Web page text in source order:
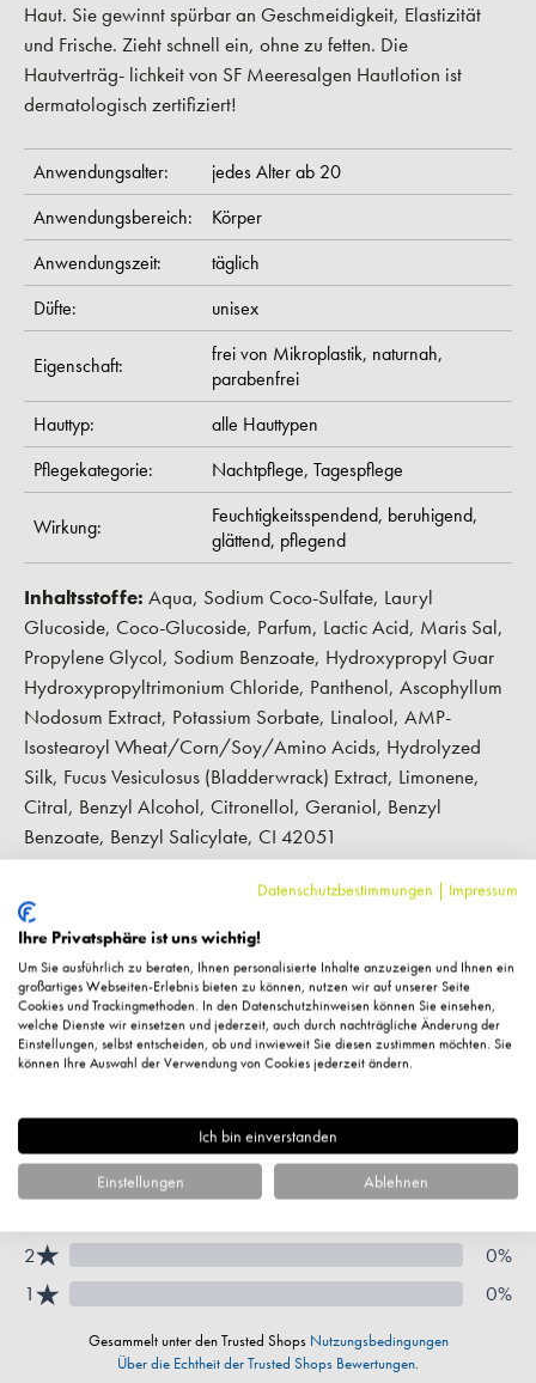
Haut. Sie gewinnt spürbar an Geschmeidigkeit, Elastizität
und Frische. Zieht schnell ein, ohne zu fetten. Die
Hautverträg- lichkeit von SF Meeresalgen Hautlotion ist
dermatologisch zertifiziert!
Anwendungsalter:
jedes Alter ab 20
Anwendungsbereich:
Körper
Anwendungszeit:
täglich
Düfte:
unisex
Eigenschaft: frei von Mikroplastik, naturnah,
parabenfrei
Hauttyp:
alle Hauttypen
Pflegekategorie:
Nachtpflege, Tagespflege
Wirkung: Feuchtigkeitsspendend, beruhigend,
glättend, pflegend
Inhaltsstoffe: Aqua, Sodium Coco-Sulfate, Lauryl
Glucoside, Coco-Glucoside, Parfum, Lactic Acid, Maris Sal,
Propylene Glycol, Sodium Benzoate, Hydroxypropyl Guar
Hydroxypropyltrimonium Chloride, Panthenol, Ascophyllum
Nodosum Extract, Potassium Sorbate, Linalool, AMP-
Isostearoyl Wheat/Corn/Soy/Amino Acids, Hydrolyzed
Silk, Fucus Vesiculosus (Bladderwrack) Extract, Limonene,
Citral, Benzyl Alcohol, Citronellol, Geraniol, Benzyl
Benzoate, Benzyl Salicylate, CI 42051
Hersteller-Kontaktinformationen
Kundenbewertungen
Datenschutzbestimmungen | Impressum
Ihre Privatsphäre ist uns wichtig!
Um Sie ausführlich zu beraten, Ihnen personalisierte Inhalte anzuzeigen und Ihnen ein
großartiges Webseiten-Erlebnis bieten zu können, nutzen wir auf unserer Seite
Cookies und Trackingmethoden. In den Datenschutzhinweisen können Sie einsehen,
welche Dienste wir einsetzen und jederzeit, auch durch nachträgliche Änderung der
Einstellungen, selbst entscheiden, ob und inwieweit Sie diesen zustimmen möchten. Sie
können Ihre Auswahl der Verwendung von Cookies jederzeit ändern.
Ich bin einverstanden
Einstellungen Ablehnen